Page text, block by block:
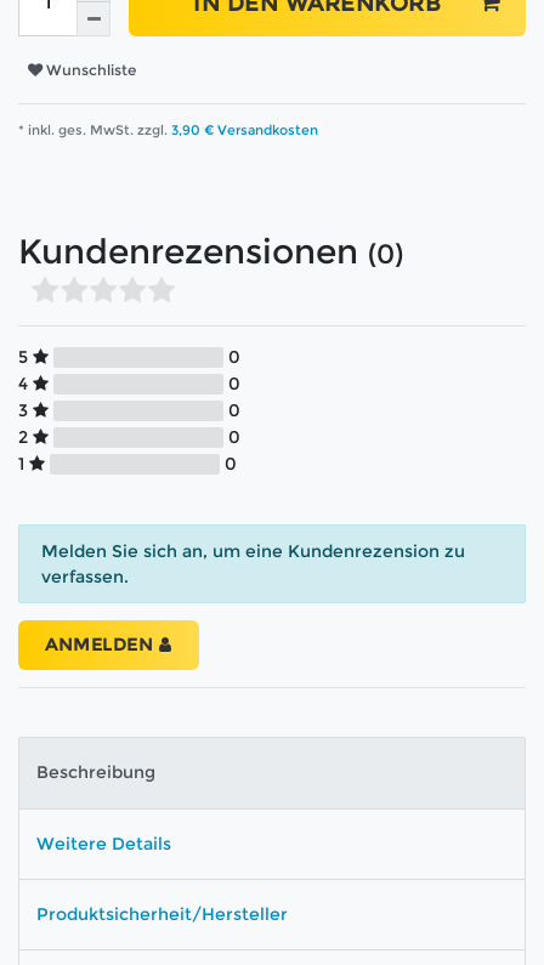
Wunschliste
* inkl. ges. MwSt. zzgl. 3,90 € Versandkosten
Kundenrezensionen (0)
5
0
4
0
3
0
2
0
1
0
Melden Sie sich an, um eine Kundenrezension zu
verfassen.
ANMELDEN
Beschreibung
Weitere Details
Produktsicherheit/Hersteller